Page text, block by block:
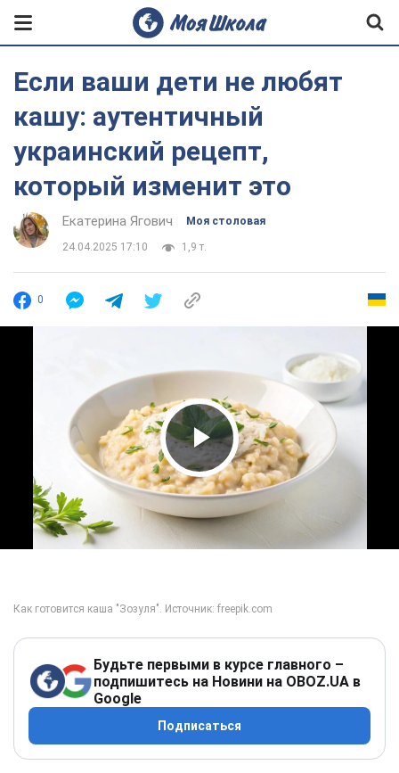
Если ваши дети не любят
кашу: аутентичный
украинский рецепт,
который изменит это
Екатерина Ягович Моя столовая
24.04.2025 17:10 1,9 т.
0
Play Video
Будьте первыми в курсе главного –
подпишитесь на Новини на OBOZ.UA в
Google
Подписаться